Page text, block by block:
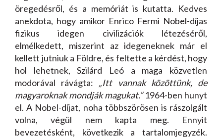
öregedésről, és a memóriát is kutatta. Kedves
anekdota, hogy amikor Enrico Fermi Nobel-díjas
fizikus idegen civilizációk létezéséről,
elmélkedett, miszerint az idegeneknek már el
kellett jutniuk a Földre, és feltette a kérdést, hogy
hol lehetnek, Szilárd Leó a maga közvetlen
modorával rávágta: „Itt vannak közöttünk, de
magyaroknak mondják magukat.”1964-ben hunyt
el. A Nobel-díjat, noha többszörösen is rászolgált
volna, végül nem kapta meg. Ennyit
bevezetésként, következik a tartalomjegyzék.